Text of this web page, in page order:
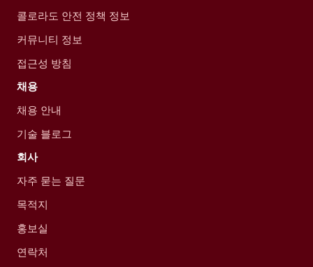
콜로라도 안전 정책 정보
커뮤니티 정보
접근성 방침
채용
채용 안내
기술 블로그
회사
자주 묻는 질문
목적지
홍보실
연락처